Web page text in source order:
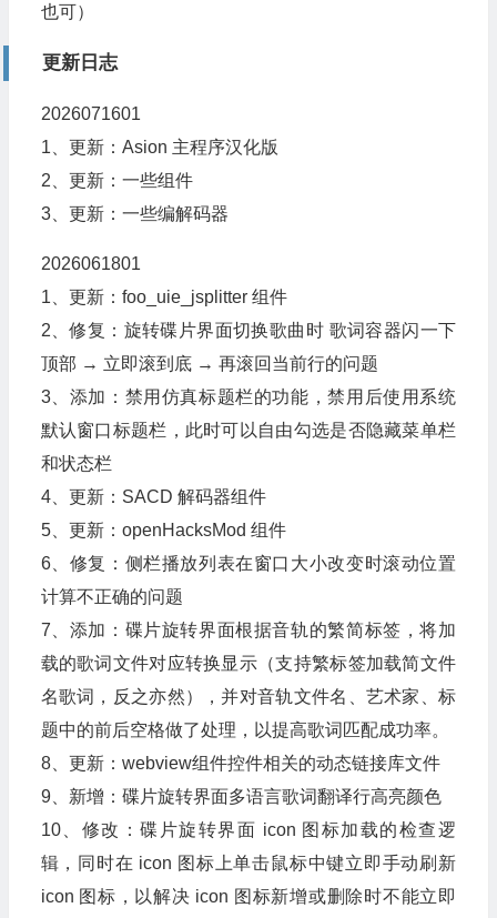
也可）
更新日志
2026071601
1、更新：Asion 主程序汉化版
2、更新：一些组件
3、更新：一些编解码器
2026061801
1、更新：foo_uie_jsplitter 组件
2、修复：旋转碟片界面切换歌曲时 歌词容器闪一下
顶部 → 立即滚到底 → 再滚回当前行的问题
3、添加：禁用仿真标题栏的功能，禁用后使用系统
默认窗口标题栏，此时可以自由勾选是否隐藏菜单栏
和状态栏
4、更新：SACD 解码器组件
5、更新：openHacksMod 组件
6、修复：侧栏播放列表在窗口大小改变时滚动位置
计算不正确的问题
7、添加：碟片旋转界面根据音轨的繁简标签，将加
载的歌词文件对应转换显示（支持繁标签加载简文件
名歌词，反之亦然），并对音轨文件名、艺术家、标
题中的前后空格做了处理，以提高歌词匹配成功率。
8、更新：webview组件控件相关的动态链接库文件
9、新增：碟片旋转界面多语言歌词翻译行高亮颜色
10、修改：碟片旋转界面 icon 图标加载的检查逻
辑，同时在 icon 图标上单击鼠标中键立即手动刷新
icon 图标，以解决 icon 图标新增或删除时不能立即